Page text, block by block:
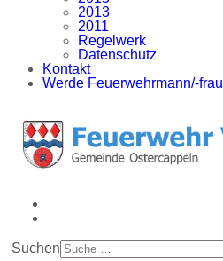
2013
2011
Regelwerk
Datenschutz
Kontakt
Werde Feuerwehrmann/-frau
Suchen